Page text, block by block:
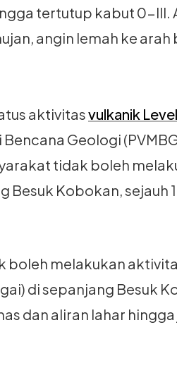
tertutup kabut 0-III.
angin lemah ke arah
aktivitasvulkanik
Geologi
tidak boleh
Kobokan, sejauh
boleh melakukan
di sepanjang Besuk
dan aliran lahar hingga